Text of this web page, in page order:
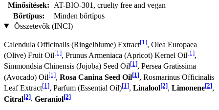
Minősítések:
AT-BIO-301, cruelty free and vegan
Bőrtípus:
Minden bőrtípus
Összetevők (INCI)
Calendula Officinalis (Ringelblume) Extract[1], Olea Europaea
(Olive) Fruit Oil[1], Prunus Armeniaca (Apricot) Kernel Oil[1],
Simmondsia Chinensis (Jojoba) Seed Oil[1], Persea Gratissima
(Avocado) Oil[1], Rosa Canina Seed Oil[1], Rosmarinus Officinalis
Leaf Extract[1], Parfum (Essential Oil)[1], Linalool[2], Limonene[2],
Citral[2], Geraniol[2]